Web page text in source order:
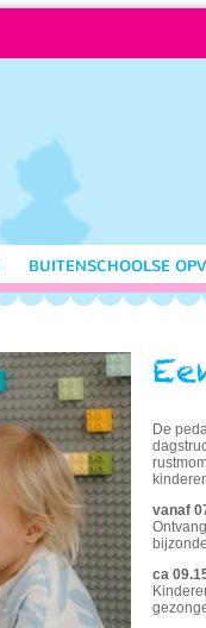
BUITENSCHOOLSE
De
vanaf
ca